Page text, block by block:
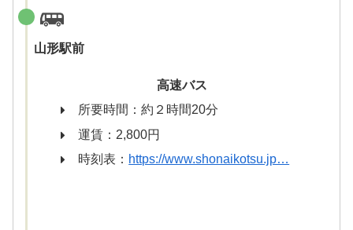
山形駅前
高速バス
所要時間：約２時間20分
運賃：2,800円
時刻表： https://www.shonaikotsu.jp…